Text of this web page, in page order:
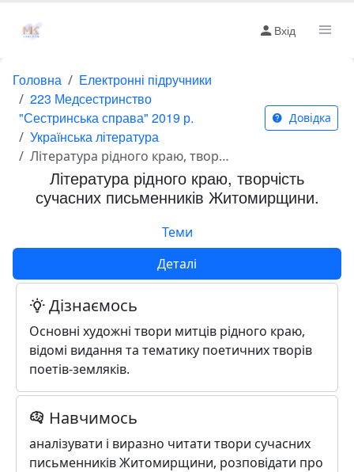
Вхід
Головна
Електронні підручники
223 Медсестринство
"Сестринська справа" 2019 р.
Українська література
Література рідного краю, творчість сучасних письменників Житомирщини.
Довідка
Література рідного краю, творчість
сучасних письменників Житомирщини.
Теми
Деталі
Дізнаємось
Основні художні твори митців рідного краю,
відомі видання та тематику поетичних творів
поетів-земляків.
Навчимось
аналізувати і виразно читати твори сучасних
письменників Житомирщини, розповідати про